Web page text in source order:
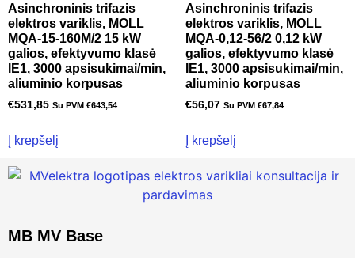
Asinchroninis trifazis
elektros variklis, MOLL
MQA-15-160M/2 15 kW
galios, efektyvumo klasė
IE1, 3000 apsisukimai/min,
aliuminio korpusas
€531,85 Su PVM €643,54
Į krepšelį
Asinchroninis trifazis
elektros variklis, MOLL
MQA-0,12-56/2 0,12 kW
galios, efektyvumo klasė
IE1, 3000 apsisukimai/min,
aliuminio korpusas
€56,07 Su PVM €67,84
Į krepšelį
MB MV Base